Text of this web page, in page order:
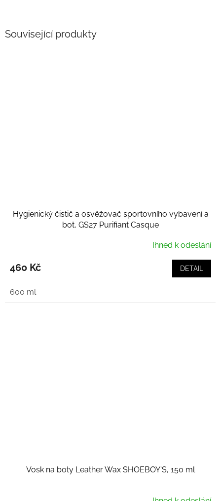
Související produkty
Hygienický čistič a osvěžovač sportovního vybavení a
bot, GS27 Purifiant Casque
Ihned k odeslání
460 Kč DETAIL
600 ml
Vosk na boty Leather Wax SHOEBOY'S, 150 ml